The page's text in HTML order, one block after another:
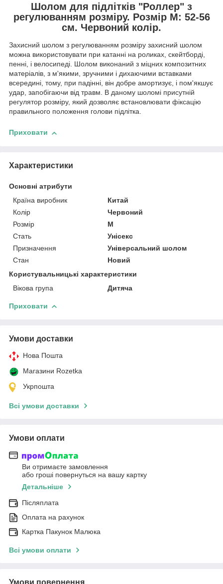
Шолом для підлітків "Роллер" з
регулюванням розміру. Розмір M: 52-56
см. Червоний колір.
Захисний шолом з регулюванням розміру захисний шолом
можна використовувати при катанні на роликах, скейтборді,
пенні, і велосипеді. Шолом виконаний з міцних композитних
матеріалів, з м'якими, зручними і дихаючими вставками
всередині, тому, при падінні, він добре амортизує, і пом'якшує
удар, запобігаючи від травм. В даному шоломі присутній
регулятор розміру, який дозволяє встановлювати фіксацію
правильного положення голови підлітка.
Приховати
Характеристики
Основні атрибути
Країна виробник
Китай
Колір
Червоний
Розмір
M
Стать
Унісекс
Призначення
Універсальний шолом
Стан
Новий
Користувальницькі характеристики
Вікова група
Дитяча
Приховати
Умови доставки
Нова Пошта
Магазини Rozetka
Укрпошта
Всі умови доставки
Умови оплати
Ви отримаєте замовлення
або гроші повернуться на вашу картку
Детальніше
Післяплата
Оплата на рахунок
Картка Пакунок Малюка
Всі умови оплати